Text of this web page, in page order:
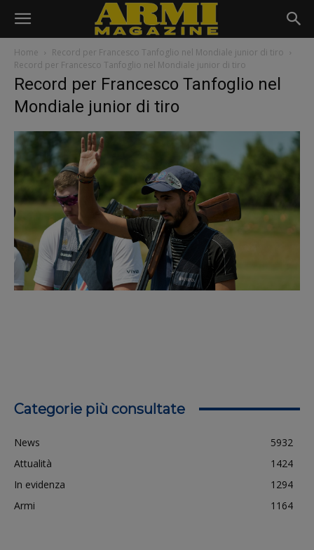
Home
Record per Francesco Tanfoglio nel Mondiale junior di tiro
Record per Francesco Tanfoglio nel Mondiale junior di tiro
Record per Francesco Tanfoglio nel
Mondiale junior di tiro
Categorie più consultate
News
5932
Attualità
1424
In evidenza
1294
Armi
1164